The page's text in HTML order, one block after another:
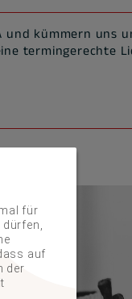
und kümmern uns
termingerechte
für
auf
der